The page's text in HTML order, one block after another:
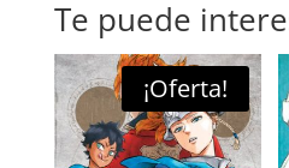
Te puede
¡Oferta!